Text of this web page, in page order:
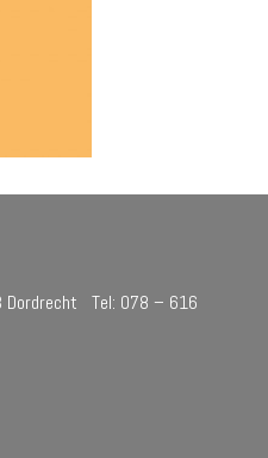
Dordrecht Tel: 078 – 616